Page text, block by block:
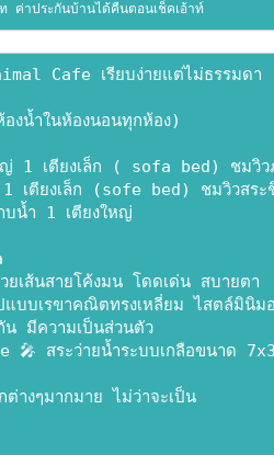
ค่าประกันบ้านได้คืนตอนเช็คเอ้าท์
Cafe เรียบง่ายแต่ไม่ธรรมดา (
น้ำในห้องนอนทุกห้อง)
1 เตียงเล็ก ( sofa bed) ชมวิวภู
เตียงเล็ก (sofe bed) ชมวิวสระ
น้ำ 1 เตียงใหญ่
เส้นสายโค้งมน โดดเด่น สบายตา
บบเรขาคณิตทรงเหลี่ยม ไสตล์มินิม
มีความเป็นส่วนตัว
สระว่ายน้ำระบบเกลือขนาด
างๆมากมาย ไม่ว่าจะเป็น